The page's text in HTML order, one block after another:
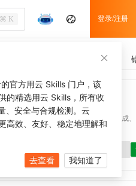
⌘ K 登录/注册
调用历史
配置和验证工具，涵盖 SDK 代码生成、
install 技能可快速完成本地配置。
toolkit
官方用云 Skills 门户，该
的精选用云 Skills，所有收
、安全与合规检测。云
高效、友好、稳定地理解和
去查看 我知道了